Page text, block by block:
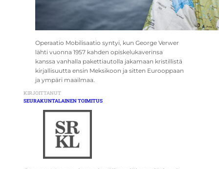
Operaatio Mobilisaatio syntyi, kun George Verwer
lähti vuonna 1957 kahden opiskelukaverinsa
kanssa vanhalla pakettiautolla jakamaan kristillistä
kirjallisuutta ensin Meksikoon ja sitten Eurooppaan
ja ympäri maailmaa.
KIRJOITTANUT
SEURAKUNTALAINEN TOIMITUS